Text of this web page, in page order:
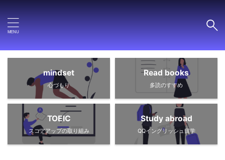
mindset
心づもり
Read books
多読のすすめ
TOEIC
スコアアップの取り組み
Study abroad
QQイングリッシュ留学